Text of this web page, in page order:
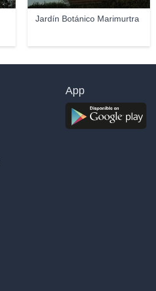
Jardín Botánico Marimurtra
App